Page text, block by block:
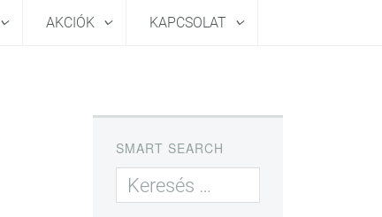
AKCIÓK KAPCSOLAT
SMART SEARCH